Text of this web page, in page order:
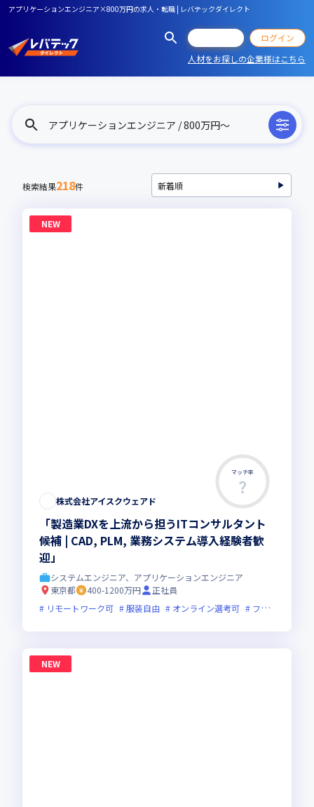
アプリケーションエンジニア×800万円の求人・転職 | レバテックダイレクト
ログイン
人材をお探しの企業様はこちら
アプリケーションエンジニア / 800万円〜
検索結果218件
NEW
マッチ率
株式会社アイスクウェアド
「製造業DXを上流から担うITコンサルタント
候補 | CAD, PLM, 業務システム導入経験者歓
迎」
システムエンジニア、アプリケーションエンジニア
東京都
400-1200万円
正社員
リモートワーク可
服装自由 オンライン選考可 フレックス制度あり
NEW